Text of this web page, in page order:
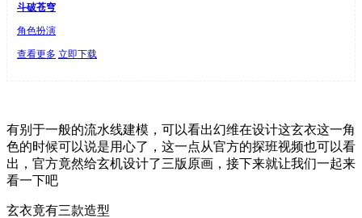
斗破苍穹
角色扮演
查看更多 立即下载
有别于一般的流水线建模，可以看出幻维在设计这玄衣这一角
色的时候可以说是用心了，这一点从官方的探班视频也可以看
出，官方竟然给玄机设计了三版原画，接下来就让我们一起来
看一下吧
玄衣竟有三款造型